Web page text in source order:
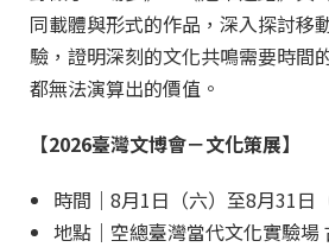
同載體與形式的作品，深入探討移
驗，證明深刻的文化共鳴需要時間
都無法演算出的價值。
【2026臺灣文博會－文化策展】
時間｜8月1日（六）至8月31日
地點｜空總臺灣當代文化實驗場